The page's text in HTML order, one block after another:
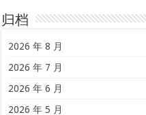
归档
2026 年 8 月
2026 年 7 月
2026 年 6 月
2026 年 5 月